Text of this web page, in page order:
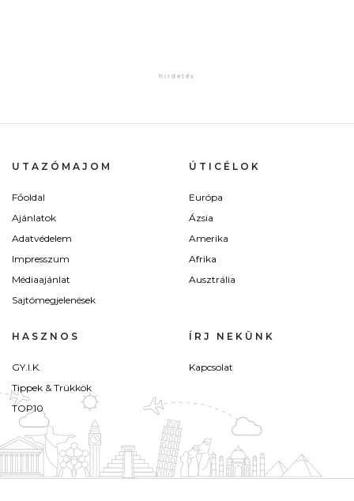
UTAZÓMAJOM
Főoldal
Ajánlatok
Adatvédelem
Impresszum
Médiaajánlat
Sajtómegjelenések
ÚTICÉLOK
Európa
Ázsia
Amerika
Afrika
Ausztrália
HASZNOS
GY.I.K.
Tippek & Trükkök
TOP10
ÍRJ NEKÜNK
Kapcsolat